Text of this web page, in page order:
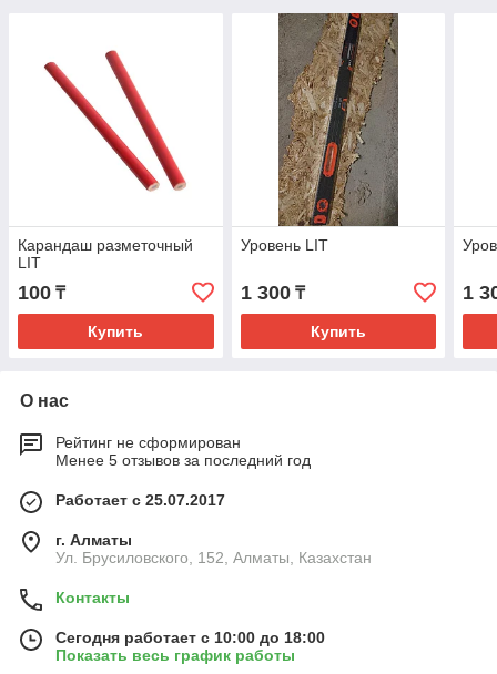
Карандаш разметочный
LIT
100 ₸
Купить
Уровень LIT
1 300₸
Купить
1
О нас
Рейтинг не сформирован
Менее 5 отзывов за последний год
Работает с 25.07.2017
г. Алматы
Ул. Брусиловского, 152, Алматы, Казахстан
Контакты
Сегодня работает с 10:00 до 18:00
Показать весь график работы